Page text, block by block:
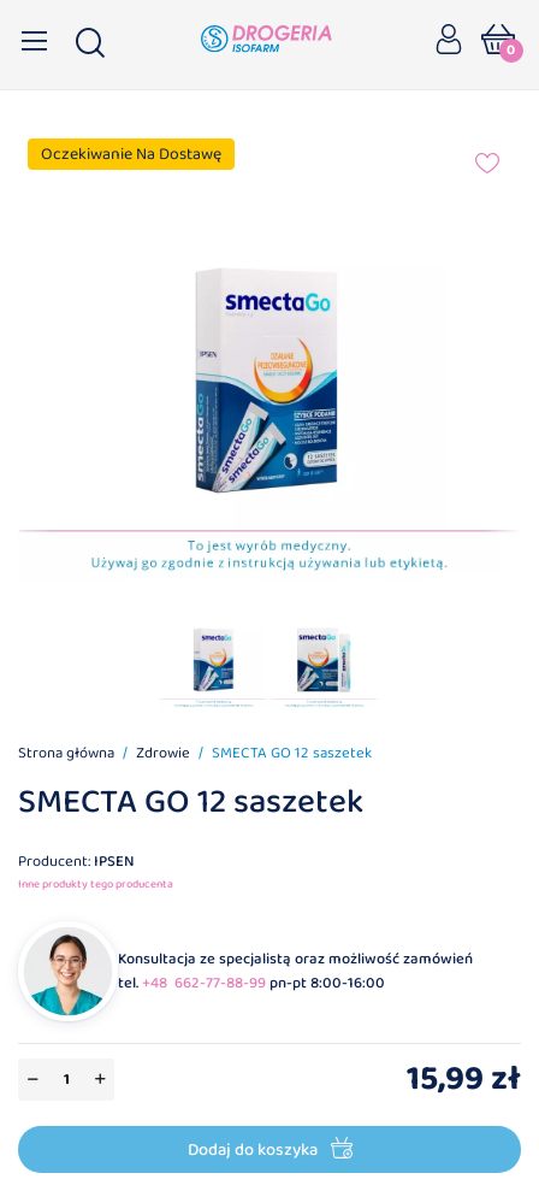
0
Oczekiwanie Na Dostawę
Strona główna Zdrowie SMECTA GO 12 saszetek
SMECTA GO 12 saszetek
Producent:IPSEN
Inne produkty tego producenta
Konsultacja ze specjalistą oraz możliwość zamówień
tel.+48 662-77-88-99pn-pt 8:00-16:00
15,99 zł
Dodaj do koszyka